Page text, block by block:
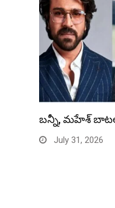
బన్నీ, మహేశ్
July 31, 2026